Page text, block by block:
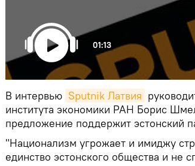
01:13
В интервью Sputnik Латвия
института экономики РАН Борис
предложение поддержит эстонский
"Национализм угрожает и имиджу
единство эстонского общества и не